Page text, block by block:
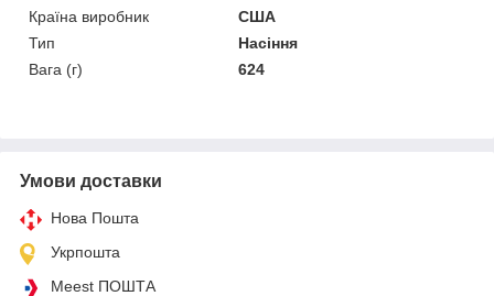
Країна виробник
США
Тип
Насіння
Вага (г)
624
Умови доставки
Нова Пошта
Укрпошта
Meest ПОШТА